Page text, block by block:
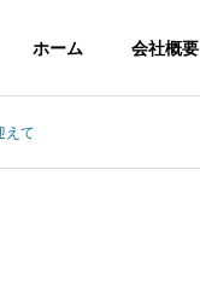
ホーム 会社概要
えて